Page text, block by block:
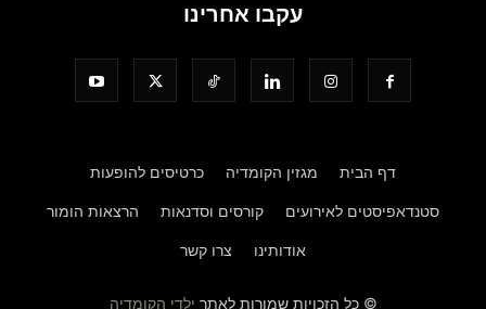
עקבו אחרינו
דף הבית מגזין הקומדיה כרטיסים להופעות
סטנדאפיסטים לאירועים קורסים וסדנאות הרצאות הומור
אודותינו צרו קשר
© כל הזכויות שמורות לאתר ילדי הקומדיה